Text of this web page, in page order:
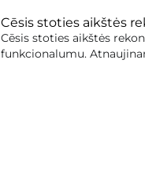
Cēsis stoties aikštės
Cēsis stoties aikštės
funkcionalumu.